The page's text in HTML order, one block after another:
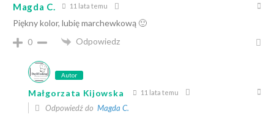
Magda C. 11 lata temu
Piękny kolor, lubię marchewkową 🙂
0
Odpowiedz
Autor
Małgorzata Kijowska 11 lata temu
Odpowiedź do Magda C.